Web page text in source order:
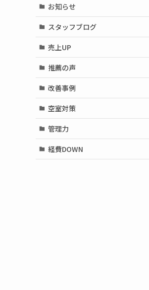
お知らせ
スタッフブログ
売上UP
推薦の声
改善事例
空室対策
管理力
経費DOWN